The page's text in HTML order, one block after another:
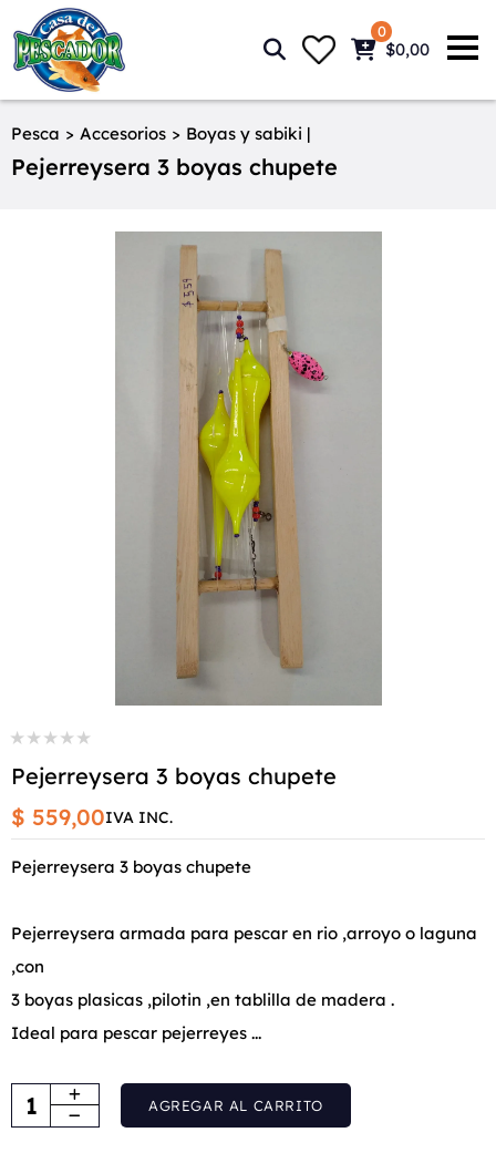
0
$0,00
Pesca > Accesorios > Boyas y sabiki |
Pejerreysera 3 boyas chupete
Pejerreysera 3 boyas chupete
$ 559,00IVA INC.
Pejerreysera 3 boyas chupete
Pejerreysera armada para pescar en rio ,arroyo o laguna
,con
3 boyas plasicas ,pilotin ,en tablilla de madera .
Ideal para pescar pejerreyes ...
AGREGAR AL CARRITO